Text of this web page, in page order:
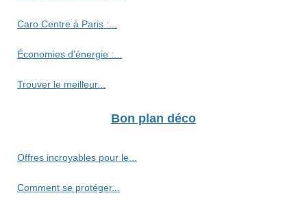
Caro Centre à Paris :...
Économies d'énergie :...
Trouver le meilleur...
Bon plan déco
Offres incroyables pour le...
Comment se protéger...